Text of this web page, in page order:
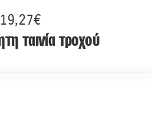
19,27€
ταινία τροχού